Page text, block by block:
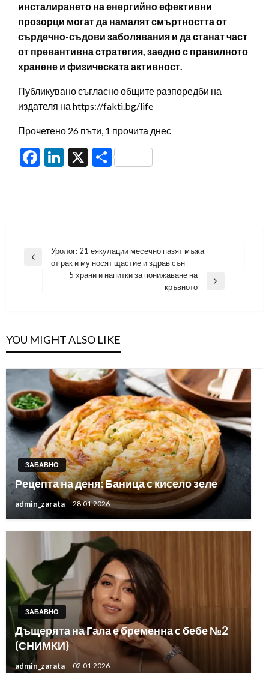
инсталирането на енергийно ефективни
прозорци могат да намалят смъртността от
сърдечно-съдови заболявания и да станат част
от превантивна стратегия, заедно с правилното
хранене и физическата активност.
Публикувано съгласно общите разпоредби на
издателя на https://fakti.bg/life
Прочетено 26 пъти, 1 прочита днес
Facebook
LinkedIn
X Share
Навигация
Previous
Уролог: 21 еякулации месечно пазят мъжа
от рак и му носят щастие и здрав сън
5 храни и напитки за понижаване на
кръвното
YOU MIGHT ALSO LIKE
ЗАБАВНО
Рецепта на деня: Баница с кисело зеле
admin_zarata 28.01.2026
ЗАБАВНО
Дъщерята на Гала е бременна с бебе №2
(СНИМКИ)
admin_zarata 02.01.2026